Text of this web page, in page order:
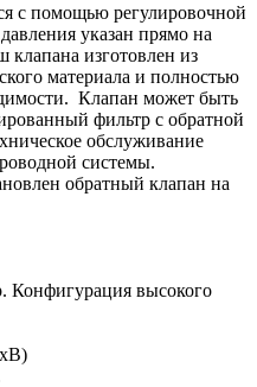
с помощью регулировочной
указан прямо на
изготовлен из
материала и полностью
Клапан может быть
фильтр с обратной
обслуживание
системы.
обратный клапан на
Конфигурация высокого